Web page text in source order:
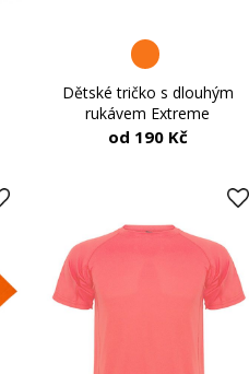
Dětské tričko s dlouhým
rukávem Extreme
od 190 Kč